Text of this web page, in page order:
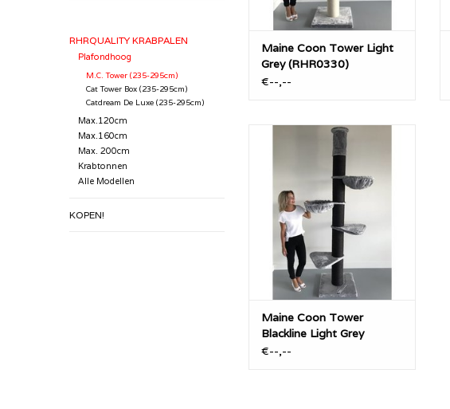
RHRQUALITY KRABPALEN
Plafondhoog
M.C. Tower (235-295cm)
Cat Tower Box (235-295cm)
Catdream De Luxe (235-295cm)
Max.120cm
Max.160cm
Max. 200cm
Krabtonnen
Alle Modellen
KOPEN!
TOEVOEGEN AAN WINKELWAGEN
Maine Coon Tower Light
Grey (RHR0330)
€--,--
De krabpaal Maine Coon Tower
van RHRQuality is een
plafondhoge krabpaal (Van 245
tot 265cm lager/hoger op
aanvraag) met 20cm dikke
sisalpalen en grote hangmatten
van 45cm ligplek, die eenvoudig
20KG kunnen dragen. Ideaal
voor zware katten.
TOEVOEGEN AAN WINKELWAGEN
Maine Coon Tower
Blackline Light Grey
(RHR0331)
€--,--